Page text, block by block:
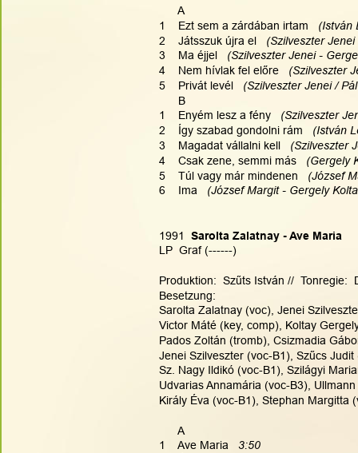
      A
1    Ezt sem a zárdában irtam
(István
2    Játsszuk újra el
(Szilveszter
3    Ma éjjel (Szilveszter Jenei -
4    Nem hívlak fel előre (Szilveszter
5    Privát levél (Szilveszter Jenei /
      B
1    Enyém lesz a fény (Szilveszter
2    Így szabad gondolni rám (István
3    Magadat vállalni kell (Szilveszter
4    Csak zene, semmi más (Gergely
5    Túl vagy már mindenen
(József
6    Ima (József Margit - Gergely
1991
  Sarolta Zalatnay - Ave Maria
LP  Graf (------)
Produktion:  Szűts István //  Tonregie:
Besetzung:
Sarolta Zalatnay (voc), Jenei
Victor Máté (key, comp), Koltay
Pados Zoltán (tromb), Csizmadia
Jenei Szilveszter (voc-B1), Szűcs
Sz. Nagy Ildikó (voc-B1), Szilágyi
Udvarias Annamária (voc-B3),
Király Éva (voc-B1), Stephan Margitta
      A
1    Ave Maria 3:50